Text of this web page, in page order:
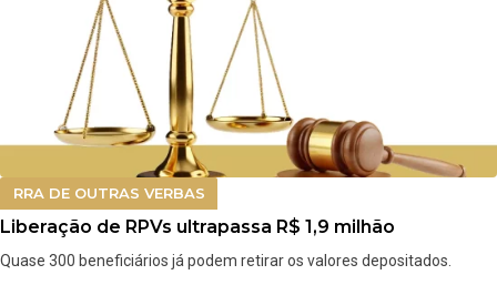
RRA DE OUTRAS VERBAS
Liberação de RPVs ultrapassa R$ 1,9 milhão
Quase 300 beneficiários já podem retirar os valores depositados.